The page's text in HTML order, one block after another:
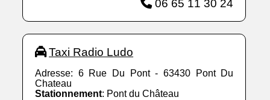
06 65 11 30 24
Taxi Radio Ludo
Adresse: 6 Rue Du Pont - 63430 Pont Du
Chateau
Stationnement: Pont du Château